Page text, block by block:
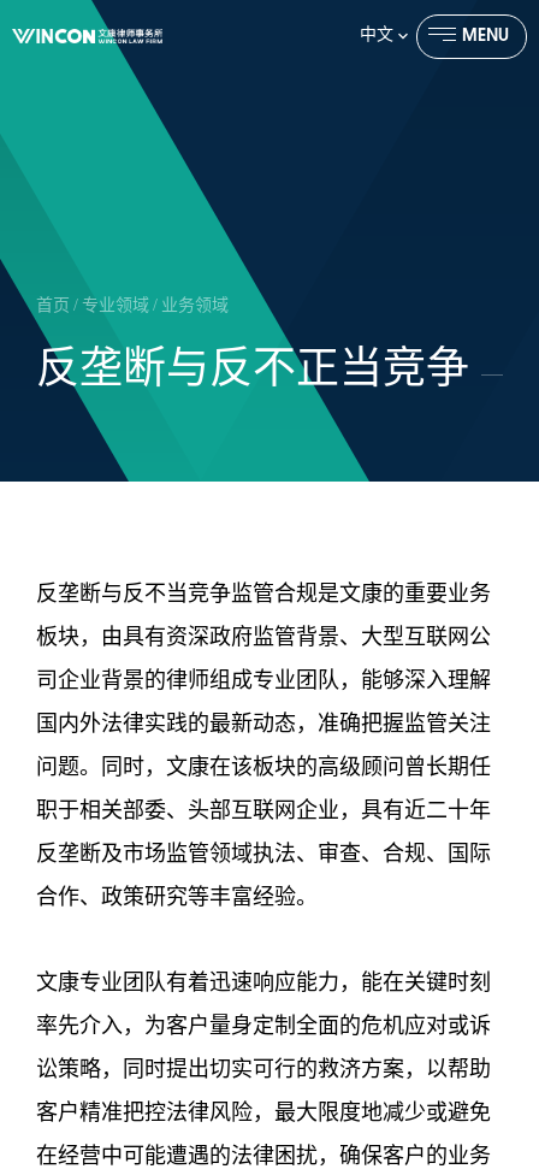
中文
MENU
CLOSE
首页 / 专业领域 / 业务领域
反垄断与反不正当竞争
反垄断与反不当竞争监管合规是文康的重要业务
板块，由具有资深政府监管背景、大型互联网公
司企业背景的律师组成专业团队，能够深入理解
国内外法律实践的最新动态，准确把握监管关注
问题。同时，文康在该板块的高级顾问曾长期任
职于相关部委、头部互联网企业，具有近二十年
反垄断及市场监管领域执法、审查、合规、国际
合作、政策研究等丰富经验。
文康专业团队有着迅速响应能力，能在关键时刻
率先介入，为客户量身定制全面的危机应对或诉
讼策略，同时提出切实可行的救济方案，以帮助
客户精准把控法律风险，最大限度地减少或避免
在经营中可能遭遇的法律困扰，确保客户的业务